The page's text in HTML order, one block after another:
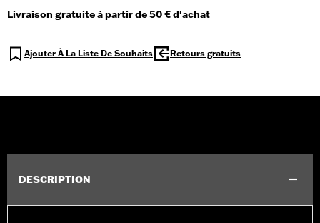
Livraison gratuite à partir de 50 € d'achat
Ajouter À La Liste De Souhaits Retours gratuits
DESCRIPTION